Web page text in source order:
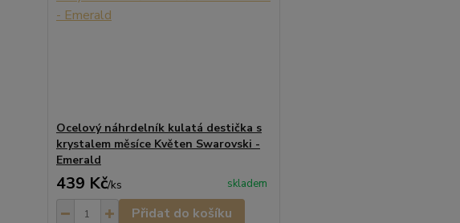
Ocelový náhrdelník kulatá destička s
krystalem měsíce Květen Swarovski -
Emerald
439 Kč/ks skladem
Přidat do košíku